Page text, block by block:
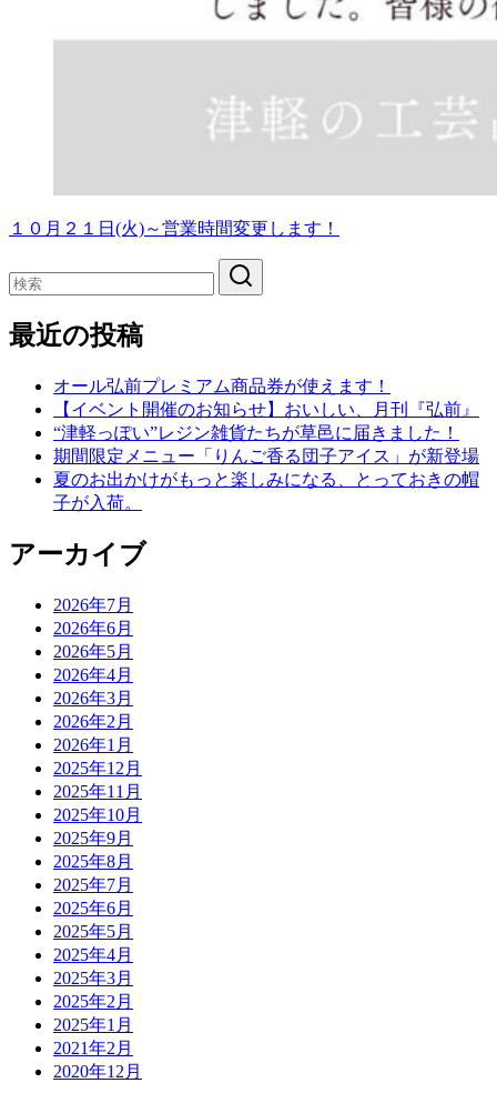
１０月２１日(火)～営業時間変更します！
最近の投稿
オール弘前プレミアム商品券が使えます！
【イベント開催のお知らせ】おいしい、月刊『弘前』
“津軽っぽい”レジン雑貨たちが草邑に届きました！
期間限定メニュー「りんご香る団子アイス」が新登場
夏のお出かけがもっと楽しみになる、とっておきの帽
子が入荷。
アーカイブ
2026年7月
2026年6月
2026年5月
2026年4月
2026年3月
2026年2月
2026年1月
2025年12月
2025年11月
2025年10月
2025年9月
2025年8月
2025年7月
2025年6月
2025年5月
2025年4月
2025年3月
2025年2月
2025年1月
2021年2月
2020年12月